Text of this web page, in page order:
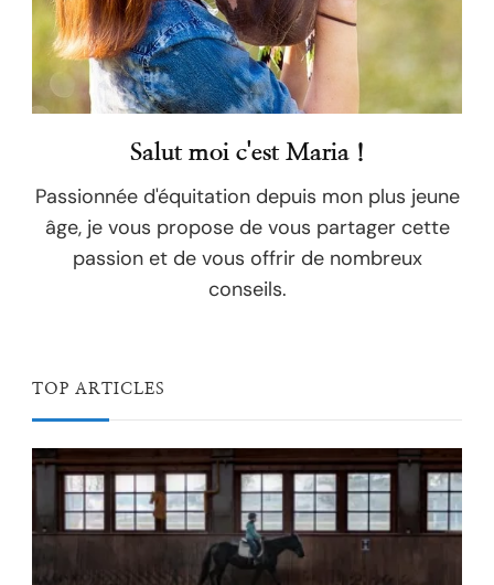
Salut moi c'est Maria !
Passionnée d'équitation depuis mon plus jeune
âge, je vous propose de vous partager cette
passion et de vous offrir de nombreux
conseils.
TOP ARTICLES